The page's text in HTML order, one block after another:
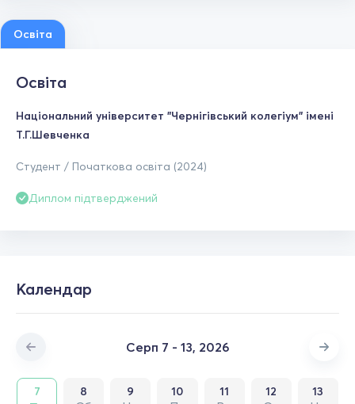
Освіта
Освіта
Національний університет "Чернігівський колегіум" імені
Т.Г.Шевченка
Студент / Початкова освіта (2024)
Диплом підтверджений
Календар
Серп 7 - 13, 2026
7 8 9 10 11 12 13